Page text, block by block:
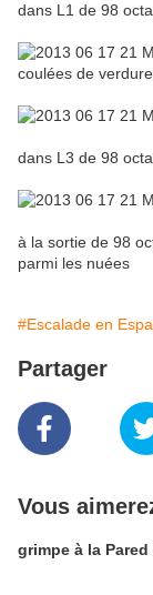
dans L1 de 98
coulées de
dans L3 de 98
à la sortie de 98
parmi les nuées
#Escalade en
Partager
Vous
grimpe à la Pared